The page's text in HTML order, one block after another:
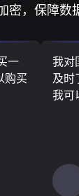
密，保障数
一
购买
我对
及时
我可